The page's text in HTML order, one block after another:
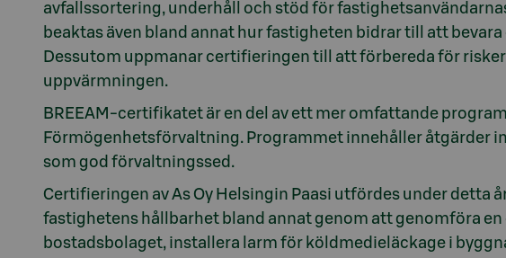
avfallssortering, underhåll och stöd för
beaktas även bland annat hur fastigheten bidrar till att
Dessutom uppmanar certifieringen till att förbereda för risker
uppvärmningen.
BREEAM-certifikatet är en del av ett mer omfattande
Förmögenhetsförvaltning. Programmet innehåller åtgärder
som god förvaltningssed.
Certifieringen av As Oy Helsingin Paasi utfördes under detta
fastighetens hållbarhet bland annat genom att genomföra
bostadsbolaget, installera larm för köldmedieläckage i